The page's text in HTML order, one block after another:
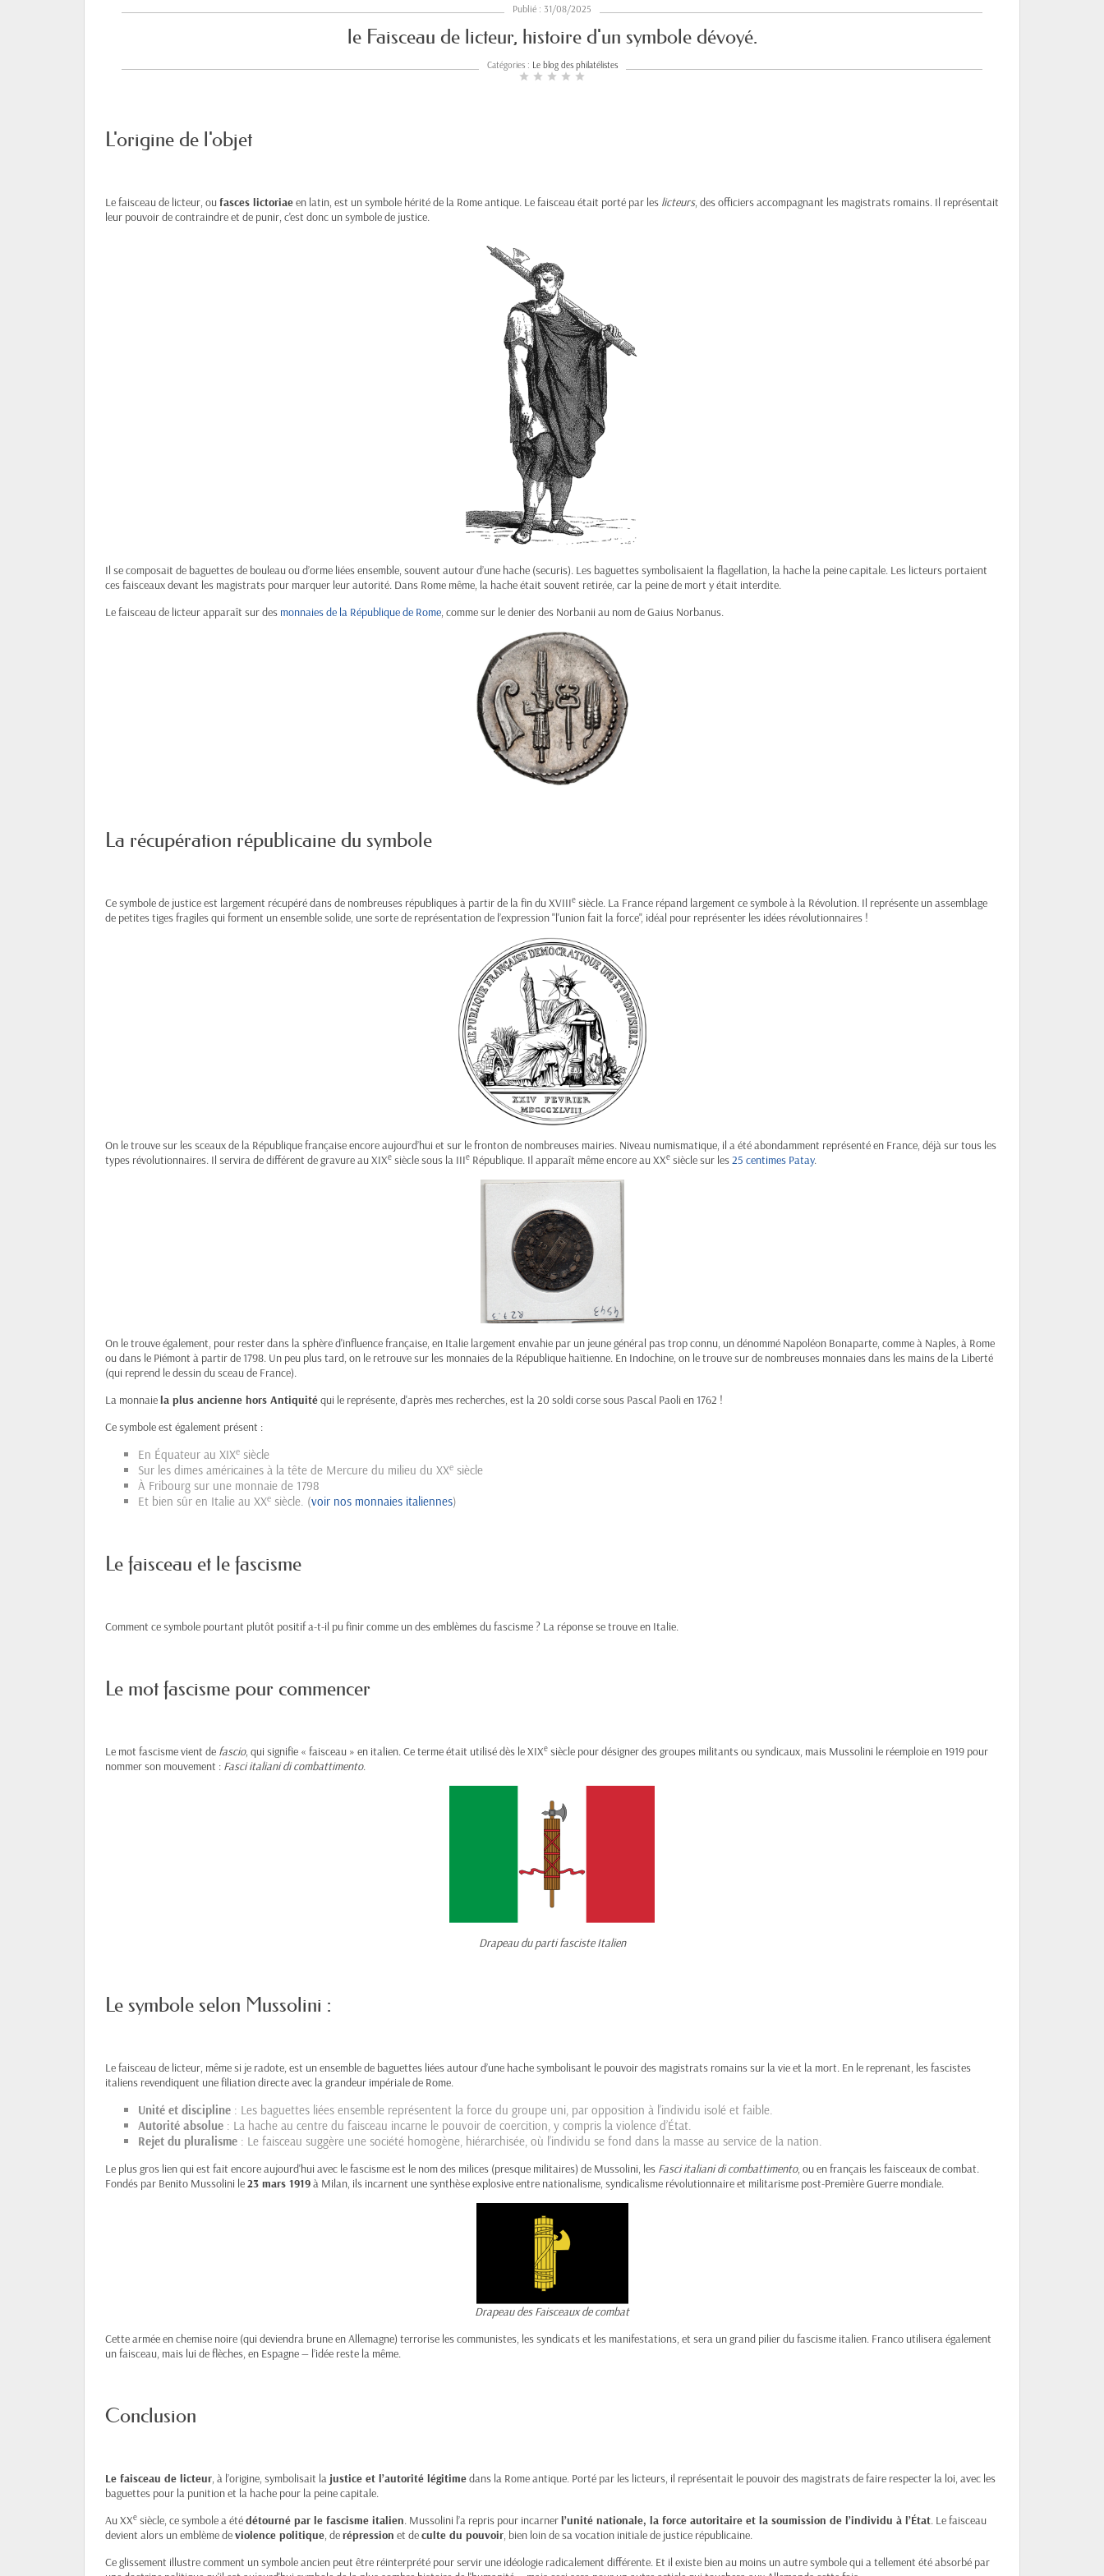
Publié : 31/08/2025
le Faisceau de licteur, histoire d'un symbole dévoyé.
Catégories : Le blog des philatélistes
star star star star star
L'origine de l'objet
Le faisceau de licteur, oufasces lictoriaeen latin, est un symbole hérité de la Rome antique. Le faisceau était porté par les licteurs, des officiers accompagnant les magistrats romains. Il représentait
leur pouvoir de contraindre et de punir, c'est donc un symbole de justice.
Il se composait de baguettes de bouleau ou d’orme liées ensemble, souvent autour d’une hache (securis). Les baguettes symbolisaient la flagellation, la hache la peine capitale. Les licteurs portaient
ces faisceaux devant les magistrats pour marquer leur autorité. Dans Rome même, la hache était souvent retirée, car la peine de mort y était interdite.
Le faisceau de licteur apparaît sur des monnaies de la République de Rome, comme sur le denier des Norbanii au nom de Gaius Norbanus.
La récupération républicaine du symbole
Ce symbole de justice est largement récupéré dans de nombreuses républiques à partir de la fin du XVIIIe siècle. La France répand largement ce symbole à la Révolution. Il représente un assemblage
de petites tiges fragiles qui forment un ensemble solide, une sorte de représentation de l’expression "l'union fait la force", idéal pour représenter les idées révolutionnaires !
On le trouve sur les sceaux de la République française encore aujourd’hui et sur le fronton de nombreuses mairies. Niveau numismatique, il a été abondamment représenté en France, déjà sur tous les
types révolutionnaires. Il servira de différent de gravure au XIXe siècle sous la IIIe République. Il apparaît même encore au XXe siècle sur les25 centimes Patay.
On le trouve également, pour rester dans la sphère d'influence française, en Italie largement envahie par un jeune général pas trop connu, un dénommé Napoléon Bonaparte, comme à Naples, à Rome
ou dans le Piémont à partir de 1798. Un peu plus tard, on le retrouve sur les monnaies de la République haïtienne. En Indochine, on le trouve sur de nombreuses monnaies dans les mains de la Liberté
(qui reprend le dessin du sceau de France).
La monnaiela plus ancienne hors Antiquitéqui le représente, d'après mes recherches, est la 20 soldi corse sous Pascal Paoli en 1762 !
Ce symbole est également présent :
En Équateur au XIXe siècle
Sur les dimes américaines à la tête de Mercure du milieu du XXe siècle
À Fribourg sur une monnaie de 1798
Et bien sûr en Italie au XXe siècle. (voir nos monnaies italiennes)
Le faisceau et le fascisme
Comment ce symbole pourtant plutôt positif a-t-il pu finir comme un des emblèmes du fascisme ? La réponse se trouve en Italie.
Le mot fascisme pour commencer
Le mot fascisme vient de fascio, qui signifie « faisceau » en italien. Ce terme était utilisé dès le XIXe siècle pour désigner des groupes militants ou syndicaux, mais Mussolini le réemploie en 1919 pour
nommer son mouvement : Fasci italiani di combattimento.
Drapeau du parti fasciste Italien
Le symbole selon Mussolini :
Le faisceau de licteur, même si je radote, est un ensemble de baguettes liées autour d’une hache symbolisant le pouvoir des magistrats romains sur la vie et la mort. En le reprenant, les fascistes
italiens revendiquent une filiation directe avec la grandeur impériale de Rome.
Unité et discipline : Les baguettes liées ensemble représentent la force du groupe uni, par opposition à l’individu isolé et faible.
Autorité absolue : La hache au centre du faisceau incarne le pouvoir de coercition, y compris la violence d’État.
Rejet du pluralisme : Le faisceau suggère une société homogène, hiérarchisée, où l’individu se fond dans la masse au service de la nation.
Le plus gros lien qui est fait encore aujourd'hui avec le fascisme est le nom des milices (presque militaires) de Mussolini, les Fasci italiani di combattimento, ou en français les faisceaux de combat.
Fondés par Benito Mussolini le23 mars 1919à Milan, ils incarnent une synthèse explosive entre nationalisme, syndicalisme révolutionnaire et militarisme post-Première Guerre mondiale.
Drapeau des Faisceaux de combat
Cette armée en chemise noire (qui deviendra brune en Allemagne) terrorise les communistes, les syndicats et les manifestations, et sera un grand pilier du fascisme italien. Franco utilisera également
un faisceau, mais lui de flèches, en Espagne — l’idée reste la même.
Conclusion
Le faisceau de licteur, à l’origine, symbolisait la justice et l’autorité légitimedans la Rome antique. Porté par les licteurs, il représentait le pouvoir des magistrats de faire respecter la loi, avec les
baguettes pour la punition et la hache pour la peine capitale.
Au XXe siècle, ce symbole a étédétourné par le fascisme italien. Mussolini l’a repris pour incarnerl’unité nationale, la force autoritaire et la soumission de l’individu à l’État. Le faisceau
devient alors un emblème deviolence politique, derépression et deculte du pouvoir, bien loin de sa vocation initiale de justice républicaine.
Ce glissement illustre comment un symbole ancien peut être réinterprété pour servir une idéologie radicalement différente. Et il existe bien au moins un autre symbole qui a tellement été absorbé par